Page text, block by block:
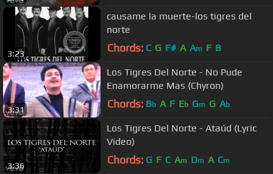
3:23
causame la muerte-los tigres del
norte
Chords: C G F# A Am F B
3:31
Los Tigres Del Norte - No Pude
Enamorarme Mas (Chyron)
Chords: Bb A F Eb Gm G Ab
3:36
Los Tigres Del Norte - Ataúd (Lyric
Video)
Chords: G F C Am Dm A Cm